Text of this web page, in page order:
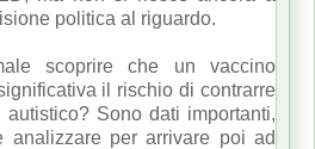
politica al riguardo.
scoprire che un vaccino
il rischio di contrarre
Sono dati importanti,
analizzare per arrivare poi ad